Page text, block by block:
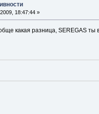
18:47:44 »
какая разница, SEREGAS